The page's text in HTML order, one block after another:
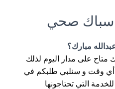
سباك صحي
مبارك؟
على مدار اليوم لذلك
أي وقت و سنلبي طلبكم في
التي تحتاجونها.